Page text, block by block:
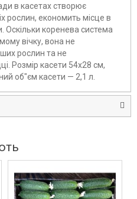
в касетах створює
рослин, економить місце в
Оскільки коренева система
вічку, вона не
рослин та не
Розмір касети 54х28 см,
об"єм касети — 2,1 л.